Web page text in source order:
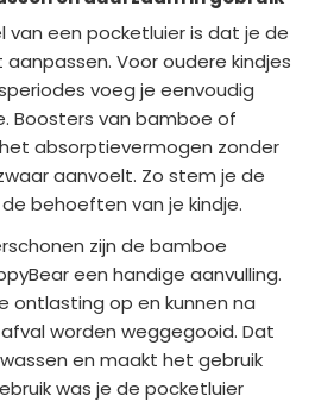
van een pocketluier is dat je de
Voor oudere kindjes
voeg je eenvoudig
Boosters van bamboe of
absorptievermogen zonder
aanvoelt. Zo stem je de
behoeften van je kindje.
zijn de bamboe
een handige aanvulling.
ontlasting op en kunnen na
worden weggegooid. Dat
en maakt het gebruik
was je de pocketluier